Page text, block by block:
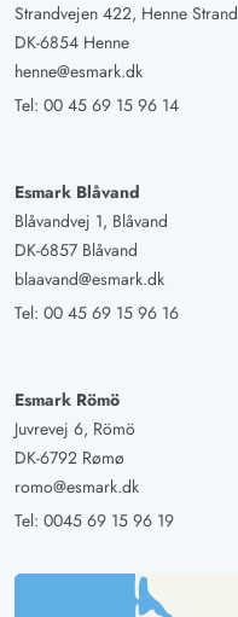
Strandvejen 422, Henne Strand
DK-6854 Henne
henne@esmark.dk
Tel: 00 45 69 15 96 14
Esmark Blåvand
Blåvandvej 1, Blåvand
DK-6857 Blåvand
blaavand@esmark.dk
Tel: 00 45 69 15 96 16
Esmark Römö
Juvrevej 6, Römö
DK-6792 Rømø
romo@esmark.dk
Tel: 0045 69 15 96 19